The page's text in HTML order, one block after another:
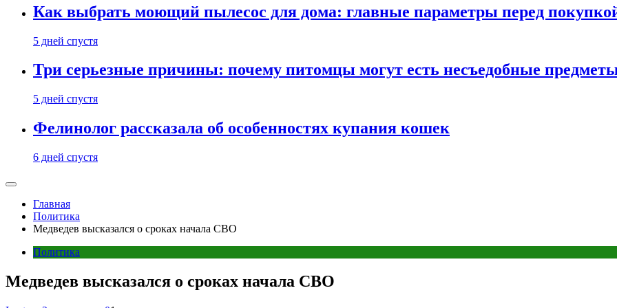
Как выбрать моющий пылесос для дома: главные параметры перед
5 дней спустя
Три серьезные причины: почему питомцы могут есть несъедобные
5 дней спустя
Фелинолог рассказала об особенностях купания кошек
6 дней спустя
Главная
Политика
Медведев высказался о сроках начала СВО
Политика
Медведев высказался о сроках начала СВО